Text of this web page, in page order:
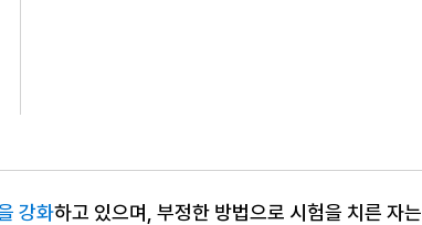
강화하고 있으며, 부정한 방법으로 시험을 치른 자는